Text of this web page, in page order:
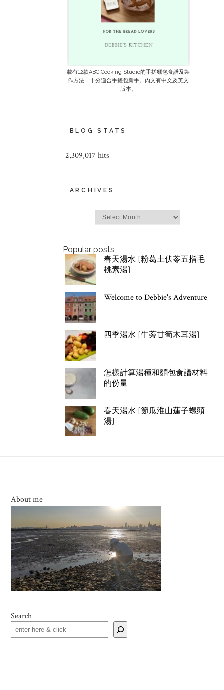
載有12款ABC Cooking Studio的手搓麵包食譜及製
作方法，十分適合手搓包新手。內文有中文及英文
版本。
BLOG STATS
2,309,017 hits
ARCHIVES
Popular posts
春天湯水 [粉葛土伏苓五指毛
桃素湯]
Welcome to Debbie's Adventure
四季湯水 [牛蒡甘筍木耳湯]
怎樣計算湯種和麵包食譜材料
的份量
春天湯水 [節瓜淮山蓮子螺頭
湯]
About me
Search